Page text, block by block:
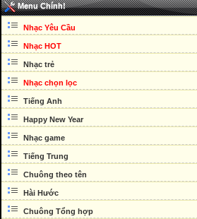
Menu Chính!
Nhạc Yêu Cầu
Nhạc HOT
Nhạc trẻ
Nhạc chọn lọc
Tiếng Anh
Happy New Year
Nhạc game
Tiếng Trung
Chuông theo tên
Hài Hước
Chuông Tổng hợp